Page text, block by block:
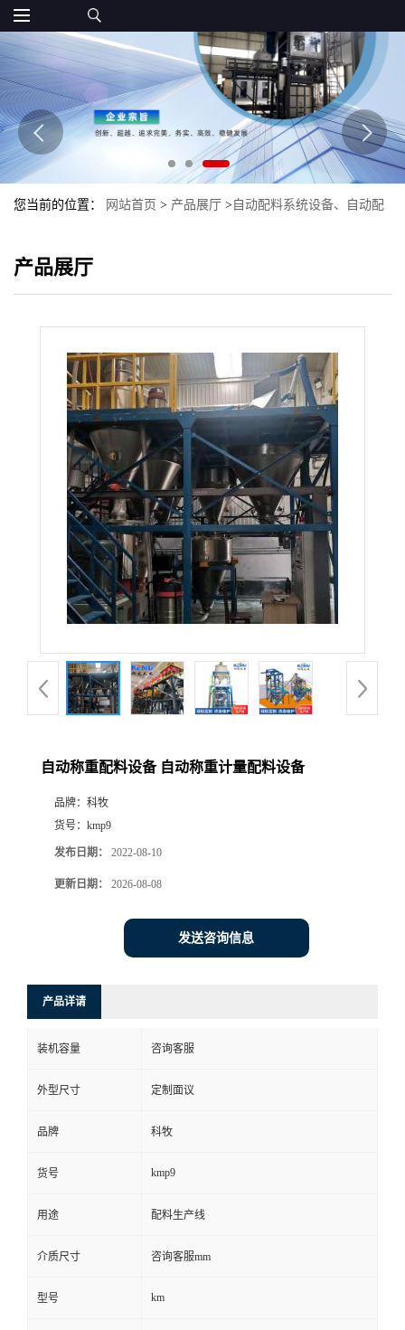
您当前的位置： 网站首页 > 产品展厅 > 自动配料系统设备、自动配
产品展厅
自动称重配料设备 自动称重计量配料设备
品牌： 科牧
货号： kmp9
发布日期： 2022-08-10
更新日期： 2026-08-08
发送咨询信息
产品详请
装机容量 咨询客服
外型尺寸 定制面议
品牌 科牧
货号 kmp9
用途 配料生产线
介质尺寸 咨询客服mm
型号 km